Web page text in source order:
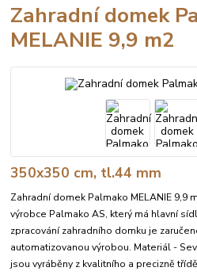
Zahradní domek
MELANIE 9,9 m2
350x350 cm, tl.44 mm
Zahradní domek Palmako MELANIE 9,9
výrobce Palmako AS, který má hlavní
zpracování zahradního domku je
automatizovanou výrobou. Materiál -
jsou vyráběny z kvalitního a precizně